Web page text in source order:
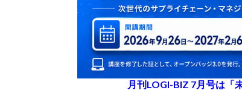
月刊LOGI-BIZ 7月号は「